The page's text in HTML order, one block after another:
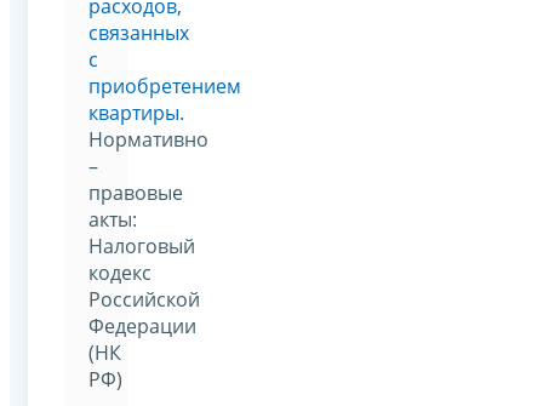
расходов,
связанных
с
приобретением
квартиры.
Нормативно
–
правовые
акты:
Налоговый
кодекс
Российской
Федерации
(НК
РФ)